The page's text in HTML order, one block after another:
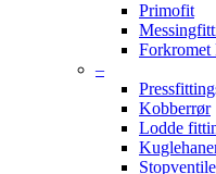
Primofit
Forkromet
–
Kobberrør
Lodde